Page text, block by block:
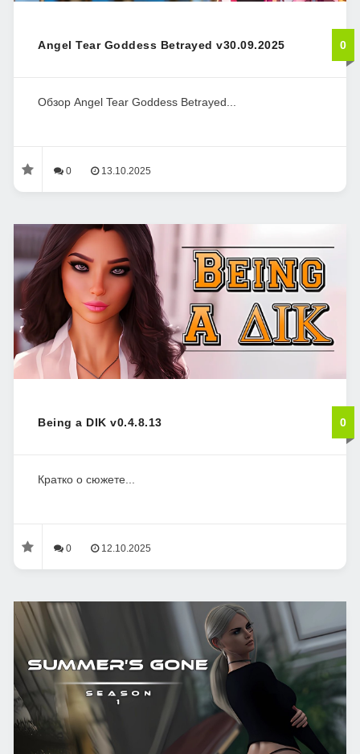
Angel Tear Goddess Betrayed v30.09.2025 0
Обзор Angel Tear Goddess Betrayed...
0 13.10.2025
Being a DIK v0.4.8.13 0
Кратко о сюжете...
0 12.10.2025